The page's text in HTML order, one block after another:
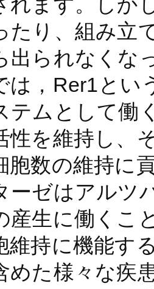
れます。しか
たり、組み立
出られなくな
は，Rer1とい
テムとして働
性を維持し、
胞数の維持に
ーゼはアルツ
産生に働くこ
維持に機能す
めた様々な疾